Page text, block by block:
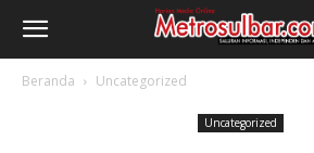
Beranda Uncategorized
Uncategorized